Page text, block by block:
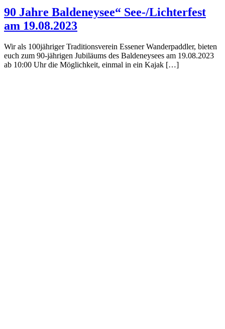
90 Jahre Baldeneysee“ See-/Lichterfest
am 19.08.2023
Wir als 100jähriger Traditionsverein Essener Wanderpaddler, bieten
euch zum 90-jährigen Jubiläums des Baldeneysees am 19.08.2023
ab 10:00 Uhr die Möglichkeit, einmal in ein Kajak […]